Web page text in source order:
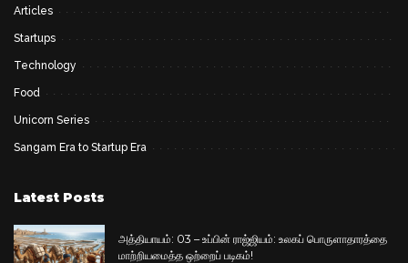
Articles
Startups
Technology
Food
Unicorn Series
Sangam Era to Startup Era
Latest Posts
அத்தியாயம்: 03 – உப்பின் ராஜ்ஜியம்: உலகப் பொருளாதாரத்தை
மாற்றியமைத்த ஒற்றைப் படிகம்!